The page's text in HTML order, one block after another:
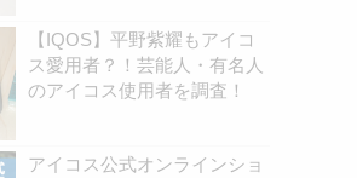
【IQOS】平野紫耀もアイコ
ス愛用者？！芸能人・有名人
のアイコス使用者を調査！
アイコス公式オンラインショ